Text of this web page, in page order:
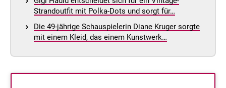
Strandoutfit mit Polka-Dots und sorgt für…
Die 49-jährige Schauspielerin Diane Kruger sorgte
mit einem Kleid, das einem Kunstwerk…